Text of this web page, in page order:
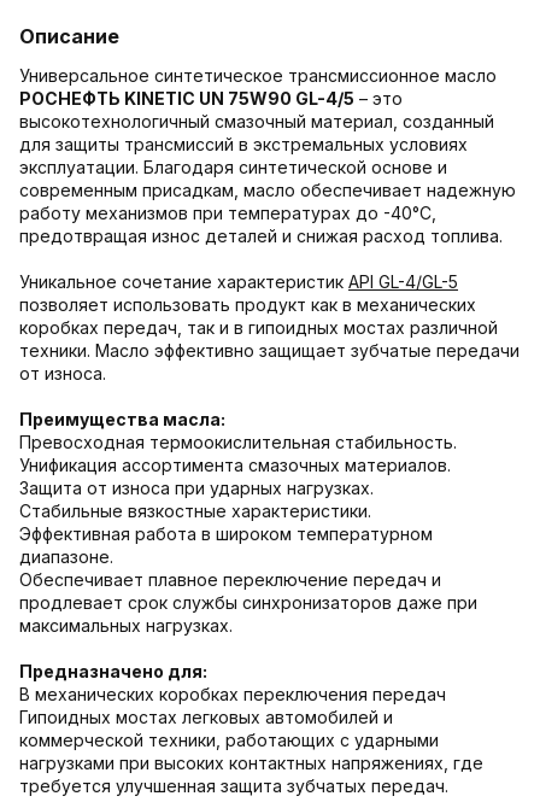
Описание
Универсальное синтетическое трансмиссионное масло
РОСНЕФТЬ KINETIC UN 75W90 GL-4/5 – это
высокотехнологичный смазочный материал, созданный
для защиты трансмиссий в экстремальных условиях
эксплуатации. Благодаря синтетической основе и
современным присадкам, масло обеспечивает надежную
работу механизмов при температурах до -40°C,
предотвращая износ деталей и снижая расход топлива.
Уникальное сочетание характеристик API GL-4/GL-5
позволяет использовать продукт как в механических
коробках передач, так и в гипоидных мостах различной
техники. Масло эффективно защищает зубчатые передачи
от износа.
Преимущества масла:
Превосходная термоокислительная стабильность.
Унификация ассортимента смазочных материалов.
Защита от износа при ударных нагрузках.
Стабильные вязкостные характеристики.
Эффективная работа в широком температурном
диапазоне.
Обеспечивает плавное переключение передач и
продлевает срок службы синхронизаторов даже при
максимальных нагрузках.
Предназначено для:
В механических коробках переключения передач
Гипоидных мостах легковых автомобилей и
коммерческой техники, работающих с ударными
нагрузками при высоких контактных напряжениях, где
требуется улучшенная защита зубчатых передач.